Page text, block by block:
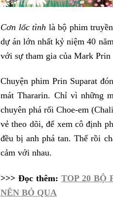
Cơn lốc tình là bộ phim
dự án lớn nhất kỷ niệm 40
với sự tham gia của Mark
Chuyện phim Prin Suparat
mát Thararin. Chỉ vì những
chuyên phá rối Choe-em
vẻ theo dõi, để xem cô định
đều bị anh phá tan. Thế rồi
cảm với nhau.
>>> Đọc thêm: TOP 20 BỘ
NÊN BỎ QUA